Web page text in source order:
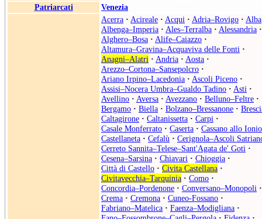
Patriarcati
Venezia
Acerra · Acireale · Acqui · Adria–Rovigo · Alba
Albenga–Imperia · Ales–Terralba · Alessandria ·
Alghero–Bosa · Alife–Caiazzo ·
Altamura–Gravina–Acquaviva delle Fonti ·
Anagni–Alatri · Andria · Aosta ·
Arezzo–Cortona–Sansepolcro ·
Ariano Irpino–Lacedonia · Ascoli Piceno ·
Assisi–Nocera Umbra–Gualdo Tadino · Asti ·
Avellino · Aversa · Avezzano · Belluno–Feltre ·
Bergamo · Biella · Bolzano–Bressanone ·
Caltagirone · Caltanissetta · Carpi ·
Casale Monferrato · Caserta · Cassano allo Ionio
Castellaneta · Cefalù · Cerignola–Ascoli
Cerreto Sannita–Telese–Sant'Agata de' Goti ·
Cesena–Sarsina · Chiavari · Chioggia ·
Città di Castello · Civita Castellana ·
Civitavecchia–Tarquinia · Como ·
Concordia–Pordenone · Conversano–Monopoli ·
Crema · Cremona · Cuneo-Fossano ·
Fabriano–Matelica · Faenza–Modigliana ·